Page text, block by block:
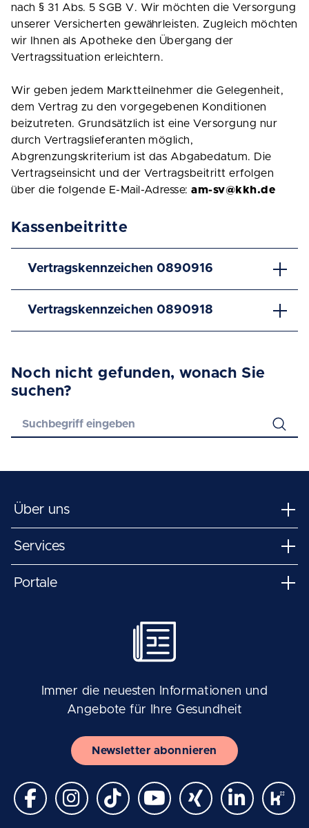
nach § 31 Abs. 5 SGB V. Wir möchten die Versorgung
unserer Versicherten gewährleisten. Zugleich möchten
wir Ihnen als Apotheke den Übergang der
Vertragssituation erleichtern.
Wir geben jedem Marktteilnehmer die Gelegenheit,
dem Vertrag zu den vorgegebenen Konditionen
beizutreten. Grundsätzlich ist eine Versorgung nur
durch Vertragslieferanten möglich,
Abgrenzungskriterium ist das Abgabedatum. Die
Vertragseinsicht und der Vertragsbeitritt erfolgen
über die folgende E-Mail-Adresse:am-sv@kkh.de
Kassenbeitritte
Vertragskennzeichen 0890916
Vertragskennzeichen 0890918
Noch nicht gefunden, wonach Sie
suchen?
Über uns
Services
Portale
Immer die neuesten Informationen und
Angebote für Ihre Gesundheit
Newsletter abonnieren